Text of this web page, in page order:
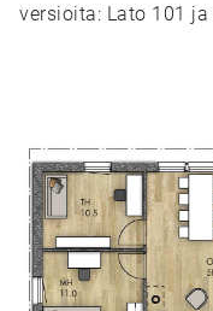
versioita: Lato 101 ja